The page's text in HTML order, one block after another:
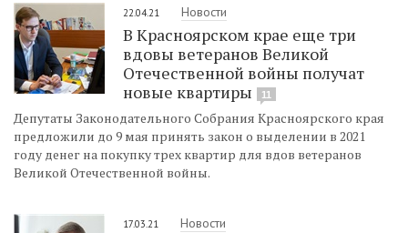
22.04.21 Новости
В Красноярском крае еще три
вдовы ветеранов Великой
Отечественной войны получат
новые квартиры
11
Депутаты Законодательного Собрания Красноярского края
предложили до 9 мая принять закон о выделении в 2021
году денег на покупку трех квартир для вдов ветеранов
Великой Отечественной войны.
17.03.21 Новости